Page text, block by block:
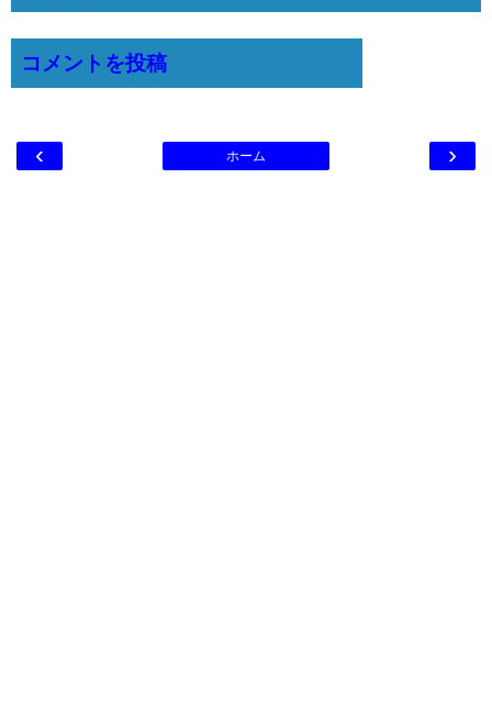
コメントを投稿
‹ ›
ホーム